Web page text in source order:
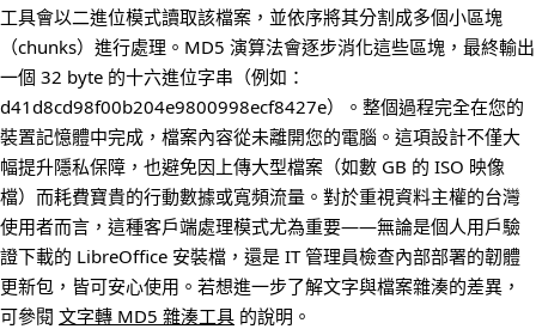
工具會以二進位模式讀取該檔案，並依序將其分割成多個小區塊
（chunks）進行處理。MD5 演算法會逐步消化這些區塊，最終輸出
一個 32 byte 的十六進位字串（例如：
d41d8cd98f00b204e9800998ecf8427e）。整個過程完全在您的
裝置記憶體中完成，檔案內容從未離開您的電腦。這項設計不僅大
幅提升隱私保障，也避免因上傳大型檔案（如數 GB 的 ISO 映像
檔）而耗費寶貴的行動數據或寬頻流量。對於重視資料主權的台灣
使用者而言，這種客戶端處理模式尤為重要——無論是個人用戶驗
證下載的 LibreOffice 安裝檔，還是 IT 管理員檢查內部部署的韌體
更新包，皆可安心使用。若想進一步了解文字與檔案雜湊的差異，
可參閱 文字轉 MD5 雜湊工具 的說明。